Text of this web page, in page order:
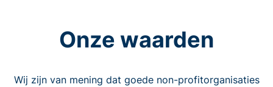
Onze waarden
Wij zijn van mening dat goede non-profitorganisaties